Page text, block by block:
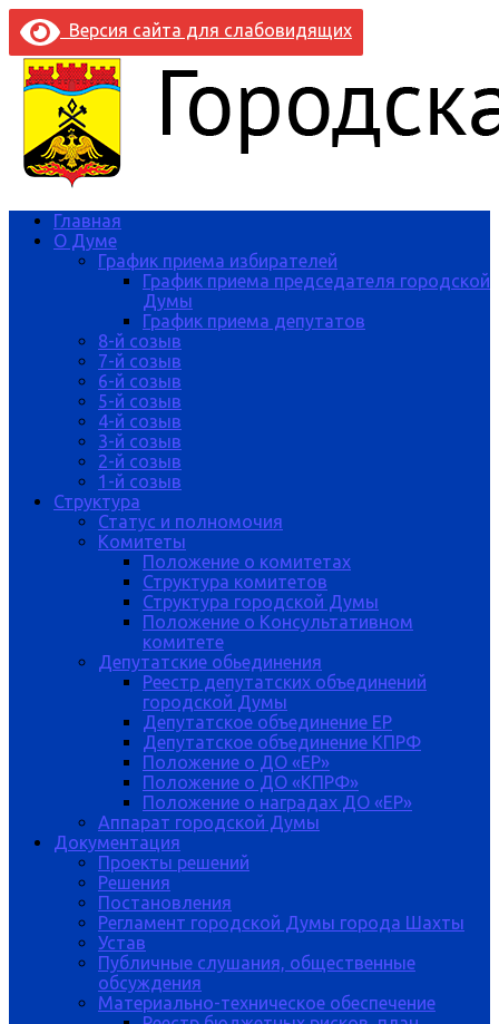
Версия сайта для слабовидящих
Главная
О Думе
График приема избирателей
График приема председателя городской
Думы
График приема депутатов
8-й созыв
7-й созыв
6-й созыв
5-й созыв
4-й созыв
3-й созыв
2-й созыв
1-й созыв
Структура
Статус и полномочия
Комитеты
Положение о комитетах
Структура комитетов
Структура городской Думы
Положение о Консультативном
комитете
Депутатские обьединения
Реестр депутатских объединений
городской Думы
Депутатское объединение ЕР
Депутатское объединение КПРФ
Положение о ДО «ЕР»
Положение о ДО «КПРФ»
Положение о наградах ДО «ЕР»
Аппарат городской Думы
Документация
Проекты решений
Решения
Постановления
Регламент городской Думы города Шахты
Устав
Публичные слушания, общественные
обсуждения
Материально-техническое обеспечение